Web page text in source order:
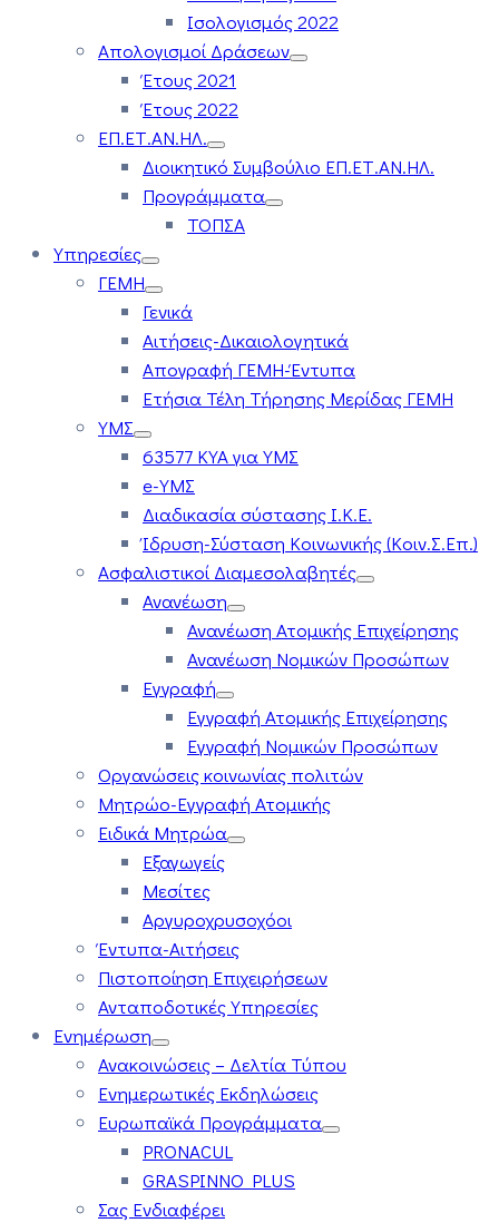
Ισολογισμός 2022
Απολογισμοί Δράσεων
Έτους 2021
Έτους 2022
ΕΠ.ΕΤ.ΑΝ.ΗΛ.
Διοικητικό Συμβούλιο ΕΠ.ΕΤ.ΑΝ.ΗΛ.
Προγράμματα
ΤΟΠΣΑ
Υπηρεσίες
ΓΕΜΗ
Γενικά
Αιτήσεις-Δικαιολογητικά
Απογραφή ΓΕΜΗ-Έντυπα
Ετήσια Τέλη Τήρησης Μερίδας ΓΕΜΗ
ΥΜΣ
63577 ΚΥΑ για ΥΜΣ
e-ΥΜΣ
Διαδικασία σύστασης Ι.Κ.Ε.
Ίδρυση-Σύσταση Κοινωνικής (Κοιν.Σ.Επ.)
Ασφαλιστικοί Διαμεσολαβητές
Ανανέωση
Ανανέωση Ατομικής Επιχείρησης
Ανανέωση Νομικών Προσώπων
Εγγραφή
Εγγραφή Ατομικής Επιχείρησης
Εγγραφή Νομικών Προσώπων
Οργανώσεις κοινωνίας πολιτών
Μητρώο-Εγγραφή Ατομικής
Ειδικά Μητρώα
Εξαγωγείς
Μεσίτες
Αργυροχρυσοχόοι
Έντυπα-Αιτήσεις
Πιστοποίηση Επιχειρήσεων
Ανταποδοτικές Υπηρεσίες
Ενημέρωση
Ανακοινώσεις – Δελτία Τύπου
Ενημερωτικές Εκδηλώσεις
Ευρωπαϊκά Προγράμματα
PRONACUL
GRASPINNO PLUS
Σας Ενδιαφέρει